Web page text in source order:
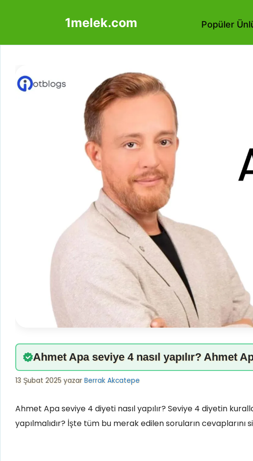
1melek.com Popüler
Ahmet Apa seviye 4 nasıl yapılır? Ahmet
13 Şubat 2025 yazar Berrak Akcatepe
Ahmet Apa seviye 4 diyeti nasıl yapılır? Seviye 4 diyetin
yapılmalıdır? İşte tüm bu merak edilen soruların cevaplarını